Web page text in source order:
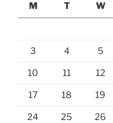
M
T W
3 4 5
10 11 12
17 18 19
24 25 26